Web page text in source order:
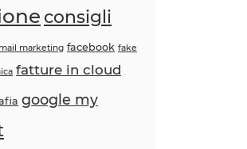
consigli
marketing facebook fake
fatture in cloud
google my